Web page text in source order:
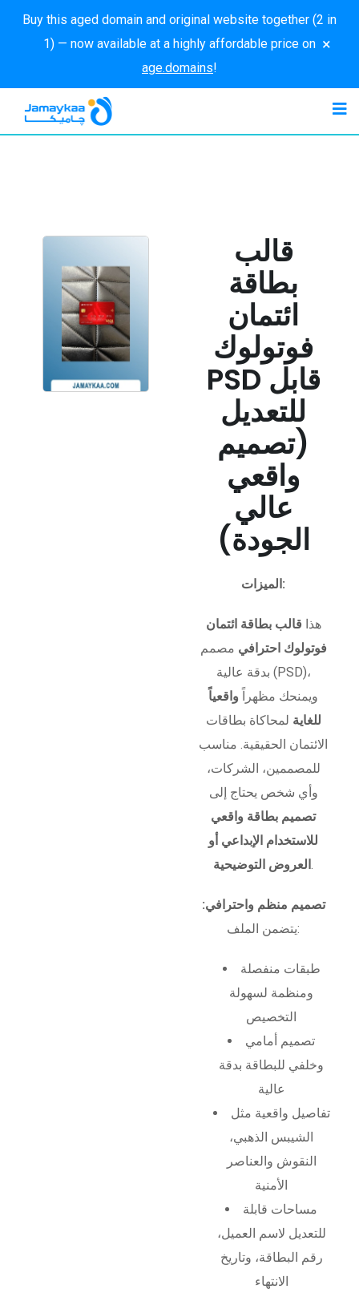
Buy this aged domain and original website together (2 in
1) — now available at a highly affordable price on
age.domains!
×
قالب
بطاقة
ائتمان
فوتولوك
PSD قابل
للتعديل
(تصميم
واقعي
عالي
الجودة)
الميزات:
هذا قالب بطاقة ائتمان
فوتولوك احترافي مصمم
بدقة عالية (PSD)،
ويمنحك مظهراً واقعياً
للغاية لمحاكاة بطاقات
الائتمان الحقيقية. مناسب
للمصممين، الشركات،
وأي شخص يحتاج إلى
تصميم بطاقة واقعي
للاستخدام الإبداعي أو
العروض التوضيحية .
تصميم منظم واحترافي:
يتضمن الملف:
طبقات منفصلة
ومنظمة لسهولة
التخصيص
تصميم أمامي
وخلفي للبطاقة بدقة
عالية
تفاصيل واقعية مثل
الشيبس الذهبي،
النقوش والعناصر
الأمنية
مساحات قابلة
للتعديل لاسم العميل،
رقم البطاقة، وتاريخ
الانتهاء